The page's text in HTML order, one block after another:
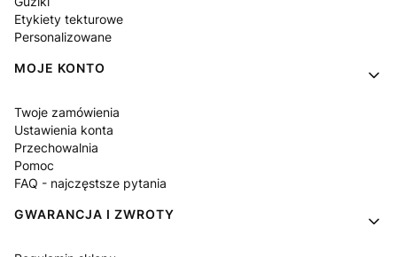
Etykiety tekturowe
Personalizowane
MOJE KONTO
Twoje zamówienia
Ustawienia konta
Przechowalnia
Pomoc
FAQ - najczęstsze pytania
GWARANCJA I ZWROTY